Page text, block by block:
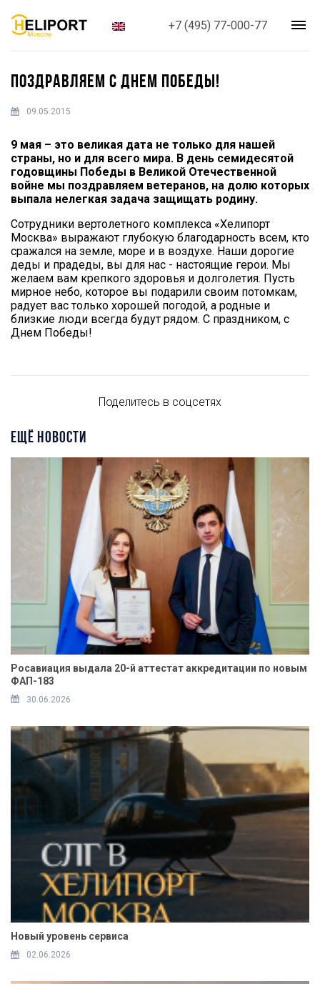
+7 (495) 77-000-77
ПОЗДРАВЛЯЕМ С ДНЕМ ПОБЕДЫ!
09.05.2015
9 мая – это великая дата не только для нашей
страны, но и для всего мира. В день семидесятой
годовщины Победы в Великой Отечественной
войне мы поздравляем ветеранов, на долю которых
выпала нелегкая задача защищать родину.
Сотрудники вертолетного комплекса «Хелипорт
Москва» выражают глубокую благодарность всем, кто
сражался на земле, море и в воздухе. Наши дорогие
деды и прадеды, вы для нас - настоящие герои. Мы
желаем вам крепкого здоровья и долголетия. Пусть
мирное небо, которое вы подарили своим потомкам,
радует вас только хорошей погодой, а родные и
близкие люди всегда будут рядом. С праздником, с
Днем Победы!
Поделитесь в соцсетях
ЕЩЁ НОВОСТИ
Росавиация выдала 20-й аттестат аккредитации по новым
ФАП-183
30.06.2026
Новый уровень сервиса
02.06.2026